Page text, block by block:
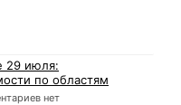
29 июля:
по областям
нет